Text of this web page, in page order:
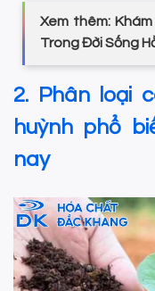
Xem thêm:
Trong Đời Sống
2. Phân loại
huỳnh phổ
nay